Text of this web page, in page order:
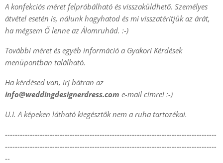
A konfekciós méret felpróbálható és visszaküldhető. Személyes
átvétel esetén is, nálunk hagyhatod és mi visszatérítjük az árát,
ha mégsem Ő lenne az Álomruhád. :-)
További méret és egyéb információ a Gyakori Kérdések
menüpontban található.
Ha kérdésed van, írj bátran az
info@weddingdesignerdress.com e-mail címre! :-)
U.I. A képeken látható kiegésztők nem a ruha tartozékai.
-------------------------------------------------------------------------------------
-------------------------------------------------------------------------------------
--